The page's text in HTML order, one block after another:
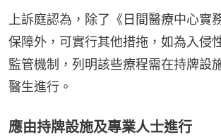
上訴庭認為，除了《日間醫療中心實
保障外，可實行其他措拖，如為入侵
監管機制，列明該些療程需在持牌設
醫生進行。
應由持牌設施及專業人士進行